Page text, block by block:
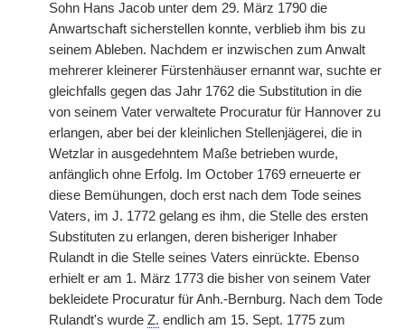
Sohn Hans Jacob unter dem 29. März 1790 die
Anwartschaft sicherstellen konnte, verblieb ihm bis zu
seinem Ableben. Nachdem er inzwischen zum Anwalt
mehrerer kleinerer Fürstenhäuser ernannt war, suchte er
gleichfalls gegen das Jahr 1762 die Substitution in die
von seinem Vater verwaltete Procuratur für Hannover zu
erlangen, aber bei der kleinlichen Stellenjägerei, die in
Wetzlar in ausgedehntem Maße betrieben wurde,
anfänglich ohne Erfolg. Im October 1769 erneuerte er
diese Bemühungen, doch erst nach dem Tode seines
Vaters, im J. 1772 gelang es ihm, die Stelle des ersten
Substituten zu erlangen, deren bisheriger Inhaber
Rulandt in die Stelle seines Vaters einrückte. Ebenso
erhielt er am 1. März 1773 die bisher von seinem Vater
bekleidete Procuratur für Anh.-Bernburg. Nach dem Tode
Rulandt's wurde Z. endlich am 15. Sept. 1775 zum